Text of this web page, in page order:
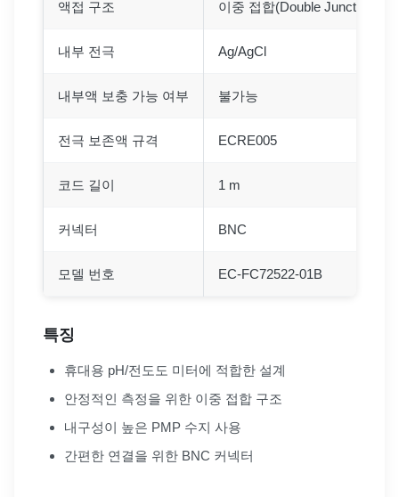
액접 구조 이중 접합(Double Junction)
내부 전극 Ag/AgCl
내부액 보충 가능 여부 불가능
전극 보존액 규격 ECRE005
코드 길이 1 m
커넥터 BNC
모델 번호 EC-FC72522-01B
특징
휴대용 pH/전도도 미터에 적합한 설계
안정적인 측정을 위한 이중 접합 구조
내구성이 높은 PMP 수지 사용
간편한 연결을 위한 BNC 커넥터